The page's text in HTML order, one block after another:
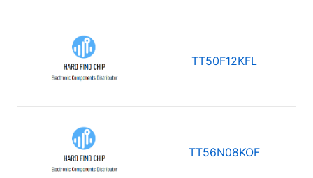
TT50F12KFL
TT56N08KOF